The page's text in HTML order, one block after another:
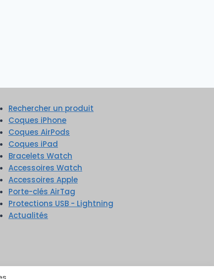
Rechercher un produit
Coques iPhone
Coques AirPods
Coques iPad
Bracelets Watch
Accessoires Watch
Accessoires Apple
Porte-clés AirTag
Protections USB - Lightning
Actualités